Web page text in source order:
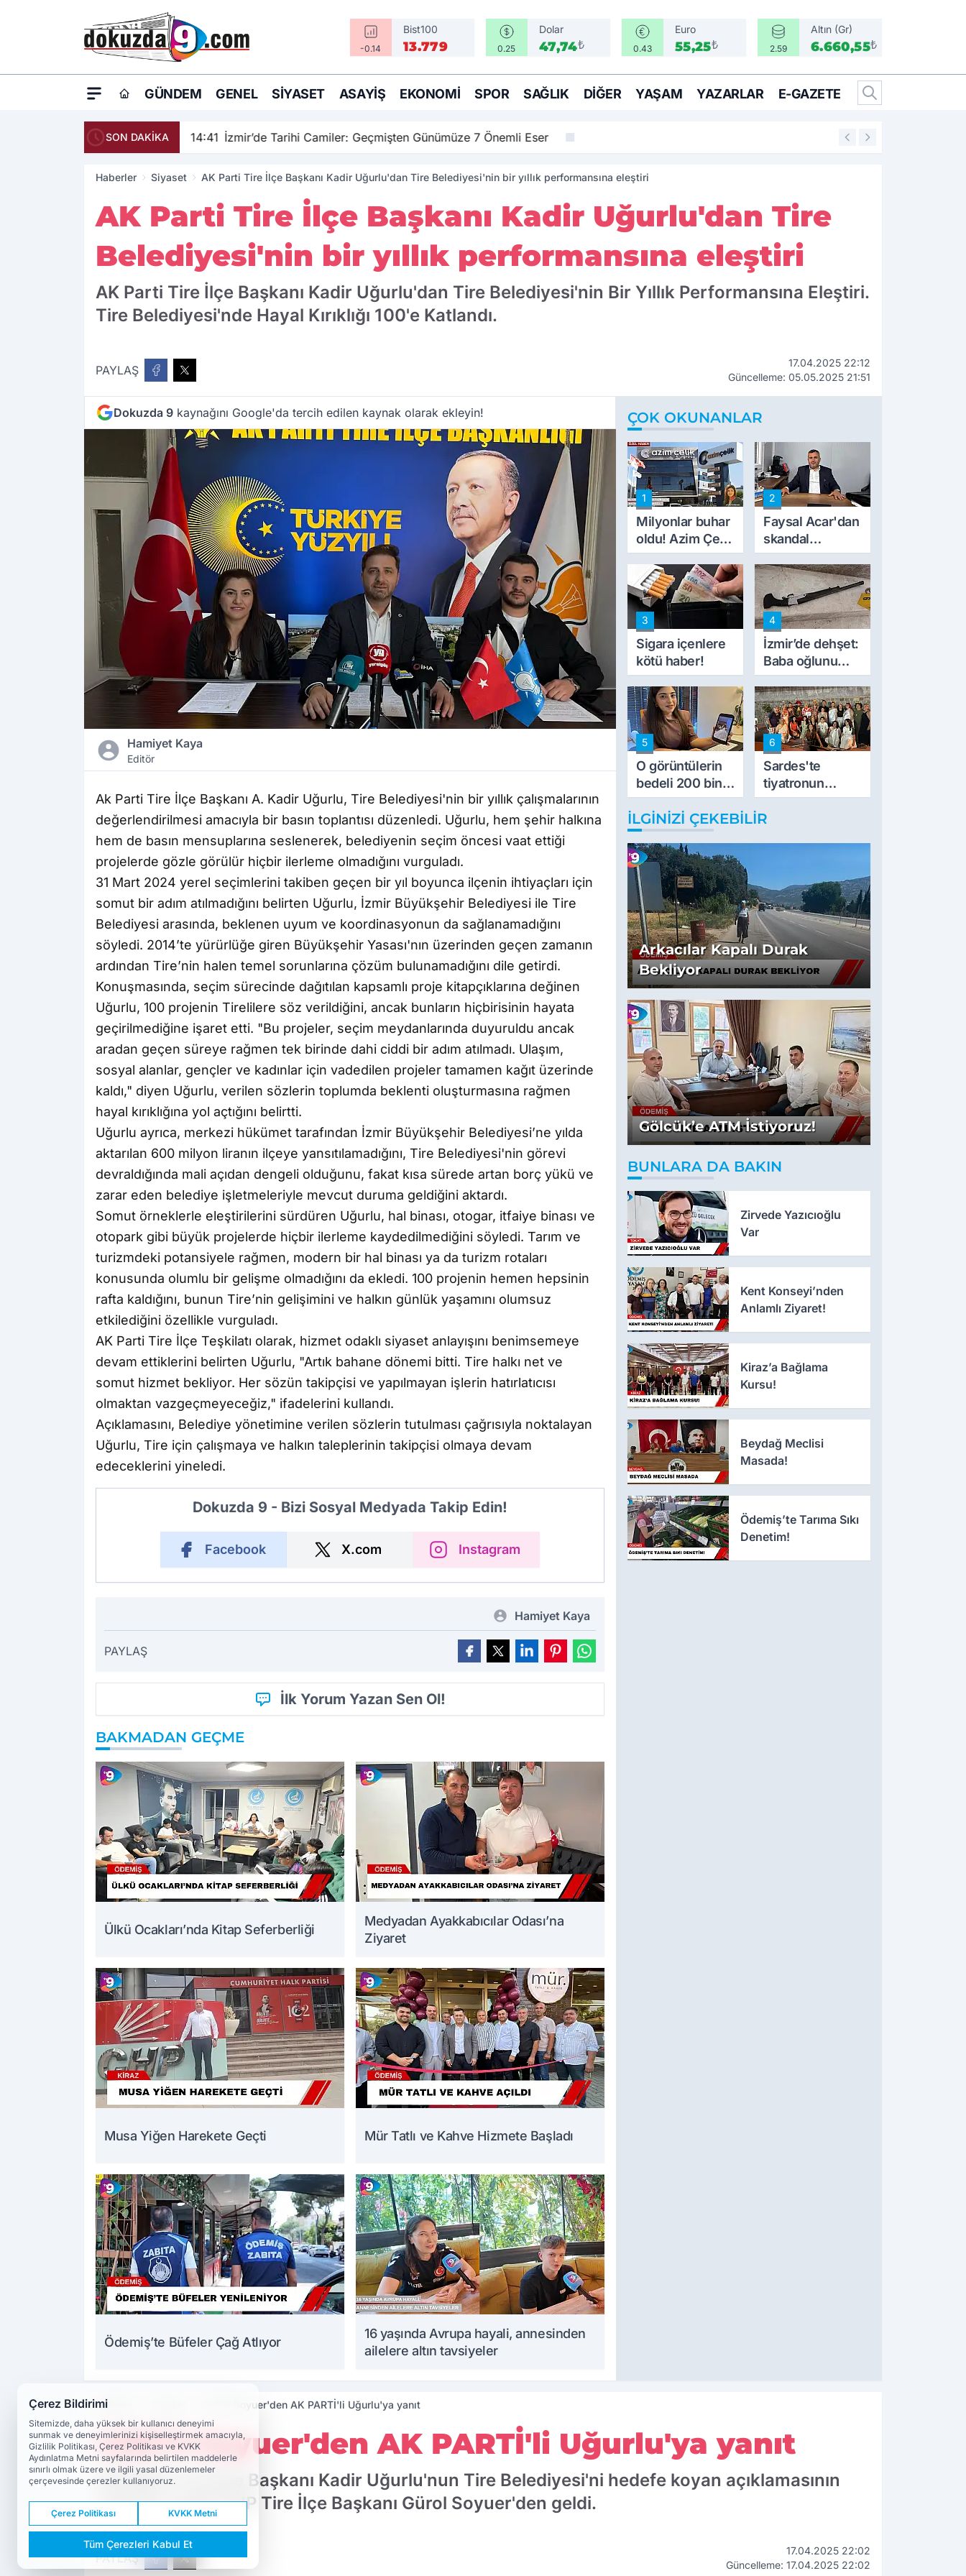
-0.14
Bist100
13.779 0.25
Dolar
47,74₺ 0.43
Euro
55,25₺ 2.59
Altın (Gr)
6.660,55₺
GÜNDEM GENEL SIYASET ASAYIŞ EKONOMI SPOR SAĞLIK DIĞER YAŞAM YAZARLAR E-GAZETE
SON DAKİKA 14:41 İzmir’de Tarihi Camiler: Geçmişten Günümüze 7 Önemli Eser 14:25
Haberler Siyaset AK Parti Tire İlçe Başkanı Kadir Uğurlu'dan Tire Belediyesi'nin bir yıllık performansına eleştiri
AK Parti Tire İlçe Başkanı Kadir Uğurlu'dan Tire
Belediyesi'nin bir yıllık performansına eleştiri
AK Parti Tire İlçe Başkanı Kadir Uğurlu'dan Tire Belediyesi'nin Bir Yıllık Performansına Eleştiri.
Tire Belediyesi'nde Hayal Kırıklığı 100'e Katlandı.
PAYLAŞ
17.04.2025 22:12
Güncelleme: 05.05.2025 21:51
Dokuzda 9 kaynağını Google'da tercih edilen kaynak olarak ekleyin!
Hamiyet Kaya
Editör
Ak Parti Tire İlçe Başkanı A. Kadir Uğurlu, Tire Belediyesi'nin bir yıllık çalışmalarının
değerlendirilmesi amacıyla bir basın toplantısı düzenledi. Uğurlu, hem şehir halkına
hem de basın mensuplarına seslenerek, belediyenin seçim öncesi vaat ettiği
projelerde gözle görülür hiçbir ilerleme olmadığını vurguladı.
31 Mart 2024 yerel seçimlerini takiben geçen bir yıl boyunca ilçenin ihtiyaçları için
somut bir adım atılmadığını belirten Uğurlu, İzmir Büyükşehir Belediyesi ile Tire
Belediyesi arasında, beklenen uyum ve koordinasyonun da sağlanamadığını
söyledi. 2014’te yürürlüğe giren Büyükşehir Yasası'nın üzerinden geçen zamanın
ardından Tire’nin halen temel sorunlarına çözüm bulunamadığını dile getirdi.
Konuşmasında, seçim sürecinde dağıtılan kapsamlı proje kitapçıklarına değinen
Uğurlu, 100 projenin Tirelilere söz verildiğini, ancak bunların hiçbirisinin hayata
geçirilmediğine işaret etti. "Bu projeler, seçim meydanlarında duyuruldu ancak
aradan geçen süreye rağmen tek birinde dahi ciddi bir adım atılmadı. Ulaşım,
sosyal alanlar, gençler ve kadınlar için vadedilen projeler tamamen kağıt üzerinde
kaldı," diyen Uğurlu, verilen sözlerin toplumda beklenti oluşturmasına rağmen
hayal kırıklığına yol açtığını belirtti.
Uğurlu ayrıca, merkezi hükümet tarafından İzmir Büyükşehir Belediyesi’ne yılda
aktarılan 600 milyon liranın ilçeye yansıtılamadığını, Tire Belediyesi'nin görevi
devraldığında mali açıdan dengeli olduğunu, fakat kısa sürede artan borç yükü ve
zarar eden belediye işletmeleriyle mevcut duruma geldiğini aktardı.
Somut örneklerle eleştirilerini sürdüren Uğurlu, hal binası, otogar, itfaiye binası ve
otopark gibi büyük projelerde hiçbir ilerleme kaydedilmediğini söyledi. Tarım ve
turizmdeki potansiyele rağmen, modern bir hal binası ya da turizm rotaları
konusunda olumlu bir gelişme olmadığını da ekledi. 100 projenin hemen hepsinin
rafta kaldığını, bunun Tire’nin gelişimini ve halkın günlük yaşamını olumsuz
etkilediğini özellikle vurguladı.
AK Parti Tire İlçe Teşkilatı olarak, hizmet odaklı siyaset anlayışını benimsemeye
devam ettiklerini belirten Uğurlu, "Artık bahane dönemi bitti. Tire halkı net ve
somut hizmet bekliyor. Her sözün takipçisi ve yapılmayan işlerin hatırlatıcısı
olmaktan vazgeçmeyeceğiz," ifadelerini kullandı.
Açıklamasını, Belediye yönetimine verilen sözlerin tutulması çağrısıyla noktalayan
Uğurlu, Tire için çalışmaya ve halkın taleplerinin takipçisi olmaya devam
edeceklerini yineledi.
Dokuzda 9 - Bizi Sosyal Medyada Takip Edin!
Facebook X.com Instagram
Hamiyet Kaya
PAYLAŞ
İlk Yorum Yazan Sen Ol!
BAKMADAN GEÇME
Ülkü Ocakları’nda Kitap Seferberliği
Medyadan Ayakkabıcılar Odası’na
Ziyaret
Musa Yiğen Harekete Geçti Mür Tatlı ve Kahve Hizmete Başladı
Ödemiş’te Büfeler Çağ Atlıyor
16 yaşında Avrupa hayali, annesinden
ailelere altın tavsiyeler
ÇOK OKUNANLAR
1
Milyonlar buhar
oldu! Azim Çelik
inşaat mağduru
ilk kez konuştu
2
Faysal Acar'dan
skandal
açıklamalar:
'Haluk Levent
peynircilerimizi
de kıskaca aldı,
müdahale ettik'
3
Sigara içenlere
kötü haber!
4
İzmir’de dehşet:
Baba oğlunu
vurdu
5
O görüntülerin
bedeli 200 bin
TL
6
Sardes'te
tiyatronun
imece ruhu
binlerce yıllık
İLGINIZI ÇEKEBILIR
Arkacılar Kapalı Durak
Bekliyor
Gölcük’e ATM İstiyoruz!
BUNLARA DA BAKIN
Zirvede Yazıcıoğlu
Var
Kent Konseyi’nden
Anlamlı Ziyaret!
Kiraz’a Bağlama
Kursu!
Beydağ Meclisi
Masada!
Ödemiş’te Tarıma Sıkı
Denetim!
Haberler CHP'li Soyuer'den AK PARTİ'li Uğurlu'ya yanıt
CHP'li Soyuer'den AK PARTİ'li Uğurlu'ya yanıt
AK PARTİ Tire İlçe Başkanı Kadir Uğurlu'nun Tire Belediyesi'ni hedefe koyan açıklamasının
ardından tepki CHP Tire İlçe Başkanı Gürol Soyuer'den geldi.
PAYLAŞ
17.04.2025 22:02
Güncelleme: 17.04.2025 22:02
Çerez Bildirimi
Sitemizde, daha yüksek bir kullanıcı deneyimi
sunmak ve deneyimlerinizi kişiselleştirmek amacıyla,
Gizlilik Politikası, Çerez Politikası ve KVKK
Aydınlatma Metni sayfalarında belirtilen maddelerle
sınırlı olmak üzere ve ilgili yasal düzenlemeler
çerçevesinde çerezler kullanıyoruz.
Çerez Politikası KVKK Metni
Tüm Çerezleri Kabul Et